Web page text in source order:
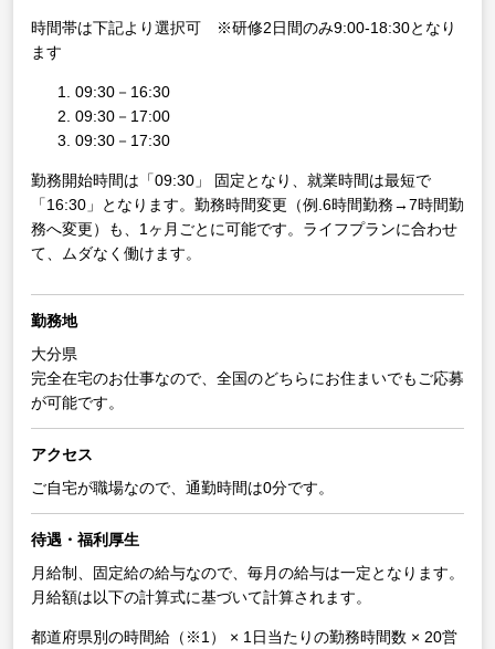
時間帯は下記より選択可 ※研修2日間のみ9:00-18:30となり
ます
09:30－16:30
09:30－17:00
09:30－17:30
勤務開始時間は「09:30」 固定となり、就業時間は最短で
「16:30」となります。勤務時間変更（例.6時間勤務→7時間勤
務へ変更）も、1ヶ月ごとに可能です。ライフプランに合わせ
て、ムダなく働けます。
勤務地
大分県
完全在宅のお仕事なので、全国のどちらにお住まいでもご応募
が可能です。
アクセス
ご自宅が職場なので、通勤時間は0分です。
待遇・福利厚生
月給制、固定給の給与なので、毎月の給与は一定となります。
月給額は以下の計算式に基づいて計算されます。
都道府県別の時間給（※1） × 1日当たりの勤務時間数 × 20営